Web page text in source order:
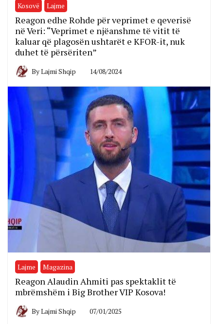
Kosovë Lajme
Reagon edhe Rohde për veprimet e qeverisë
në Veri: “Veprimet e njëanshme të vitit të
kaluar që plagosën ushtarët e KFOR-it, nuk
duhet të përsëriten”
ByLajmi Shqip 14/08/2024
Lajme Magazina
Reagon Alaudin Ahmiti pas spektaklit të
mbrëmshëm i Big Brother VIP Kosova!
ByLajmi Shqip 07/01/2025